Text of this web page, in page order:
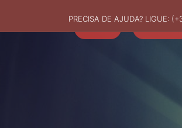
PRECISA DE AJUDA? LIGUE: